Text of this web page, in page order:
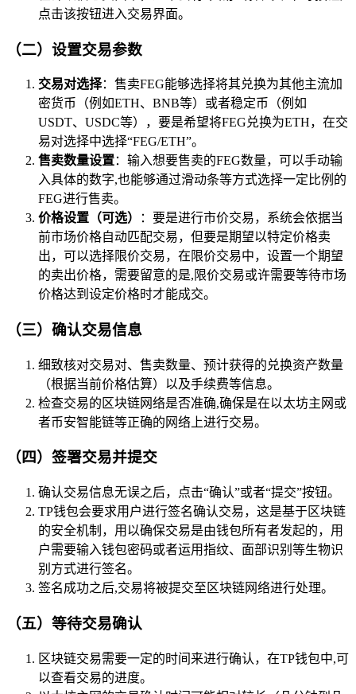
点击该按钮进入交易界面。
（二）设置交易参数
交易对选择：售卖FEG能够选择将其兑换为其他主流加
密货币（例如ETH、BNB等）或者稳定币（例如
USDT、USDC等），要是希望将FEG兑换为ETH，在交
易对选择中选择“FEG/ETH”。
售卖数量设置：输入想要售卖的FEG数量，可以手动输
入具体的数字,也能够通过滑动条等方式选择一定比例的
FEG进行售卖。
价格设置（可选）
：要是进行市价交易，系统会依据当
前市场价格自动匹配交易，但要是期望以特定价格卖
出，可以选择限价交易，在限价交易中，设置一个期望
的卖出价格，需要留意的是,限价交易或许需要等待市场
价格达到设定价格时才能成交。
（三）确认交易信息
细致核对交易对、售卖数量、预计获得的兑换资产数量
（根据当前价格估算）以及手续费等信息。
检查交易的区块链网络是否准确,确保是在以太坊主网或
者币安智能链等正确的网络上进行交易。
（四）签署交易并提交
确认交易信息无误之后，点击“确认”或者“提交”按钮。
TP钱包会要求用户进行签名确认交易，这是基于区块链
的安全机制，用以确保交易是由钱包所有者发起的，用
户需要输入钱包密码或者运用指纹、面部识别等生物识
别方式进行签名。
签名成功之后,交易将被提交至区块链网络进行处理。
（五）等待交易确认
区块链交易需要一定的时间来进行确认，在TP钱包中,可
以查看交易的进度。